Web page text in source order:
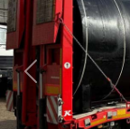
Предыдущий